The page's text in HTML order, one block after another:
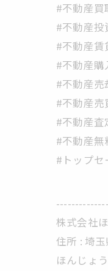
#不動産買
#不動産投
#不動産賃
#不動産購
#不動産売
#不動産売
#不動産査
#不動産無
#トップセ
株式会社
住所 : 埼
ほんじょ